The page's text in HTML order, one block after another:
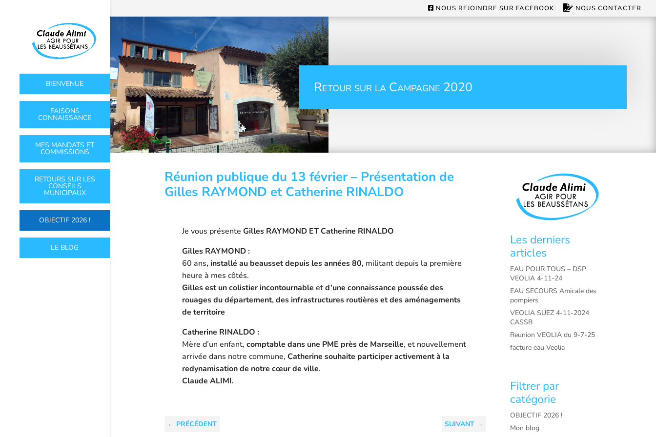
NOUS REJOINDRE SUR FACEBOOK NOUS CONTACTER
BIENVENUE
FAISONS
CONNAISSANCE
MES MANDATS ET
COMMISSIONS
RETOURS SUR LES
CONSEILS
MUNICIPAUX
OBJECTIF 2026 !
LE BLOG
Retour sur la Campagne 2020
Réunion publique du 13 février – Présentation de
Gilles RAYMOND et Catherine RINALDO
Je vous présenteGilles RAYMOND ET Catherine RINALDO
Gilles RAYMOND :
60 ans, installé au beausset depuis les années 80, militant depuis la première
heure à mes côtés.
Gilles est un colistier incontournable etd’une connaissance poussée des
rouages du département, des infrastructures routières et des aménagements
de territoire
Catherine RINALDO :
Mère d’un enfant,comptable dans une PME près de Marseille, et nouvellement
arrivée dans notre commune,Catherine souhaite participer activement à la
redynamisation de notre cœur de ville.
Claude ALIMI.
← PRÉCÉDENT SUIVANT→
Les derniers
articles
EAU POUR TOUS – DSP
VEOLIA 4-11-24
EAU SECOURS Amicale des
pompiers
VEOLIA SUEZ 4-11-2024
CASSB
Reunion VEOLIA du 9-7-25
facture eau Veolia
Filtrer par
catégorie
OBJECTIF 2026 !
Mon blog